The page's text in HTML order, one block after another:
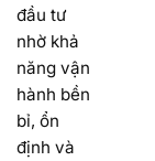
đầu tư
nhờ khả
năng vận
hành bền
bỉ, ổn
định và